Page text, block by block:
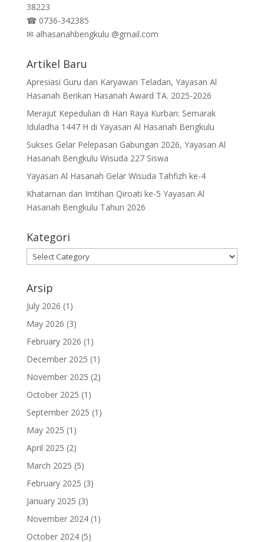
38223
☎0736-342385
✉ alhasanahbengkulu @gmail.com
Artikel Baru
Apresiasi Guru dan Karyawan Teladan, Yayasan Al
Hasanah Berikan Hasanah Award TA. 2025-2026
Merajut Kepedulian di Hari Raya Kurban: Semarak
Iduladha 1447 H di Yayasan Al Hasanah Bengkulu
Sukses Gelar Pelepasan Gabungan 2026, Yayasan Al
Hasanah Bengkulu Wisuda 227 Siswa
Yayasan Al Hasanah Gelar Wisuda Tahfizh ke-4
Khataman dan Imtihan Qiroati ke-5 Yayasan Al
Hasanah Bengkulu Tahun 2026
Kategori
Kategori
Arsip
July 2026 (1)
May 2026 (3)
February 2026 (1)
December 2025 (1)
November 2025 (2)
October 2025 (1)
September 2025 (1)
May 2025 (1)
April 2025 (2)
March 2025 (5)
February 2025 (3)
January 2025 (3)
November 2024(1)
October 2024(5)